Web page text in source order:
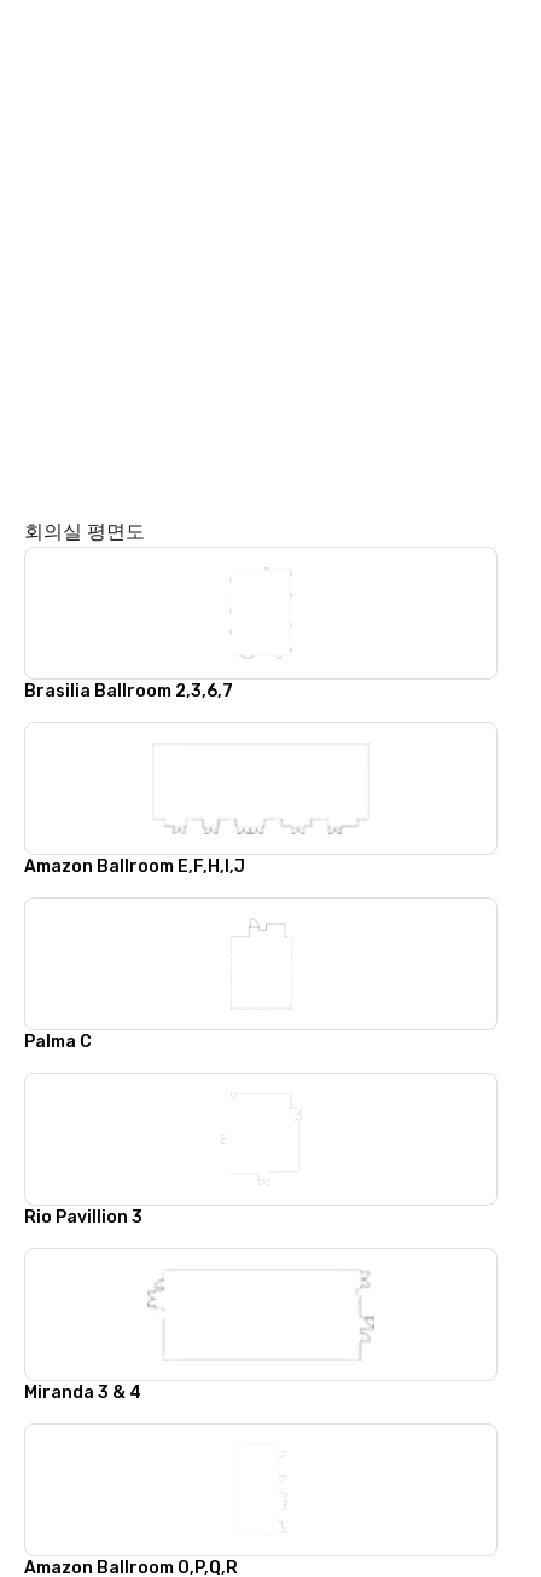
회의실 평면도
Brasilia Ballroom 2,3,6,7
Amazon Ballroom E,F,H,I,J
Palma C
Rio Pavillion 3
Miranda 3 & 4
Amazon Ballroom O,P,Q,R